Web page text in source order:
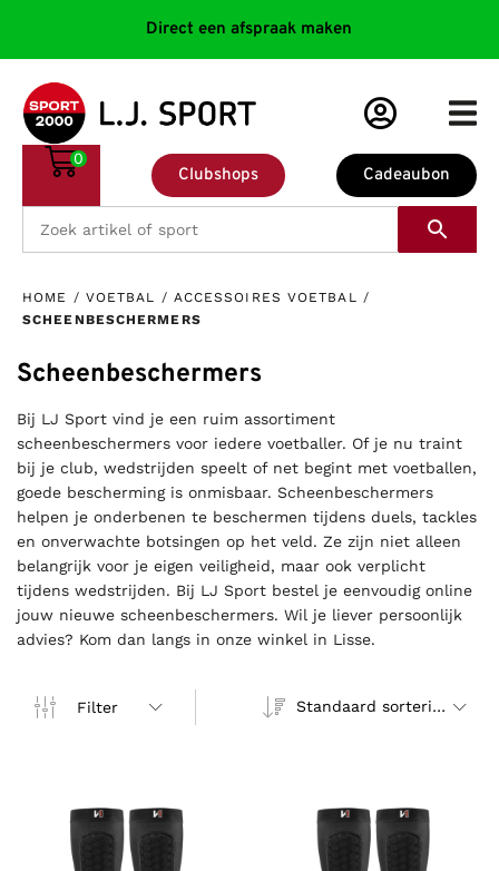
Direct een afspraak maken
Cadeaubon
Clubshops
0
HOME / VOETBAL / ACCESSOIRES VOETBAL /
SCHEENBESCHERMERS
Scheenbeschermers
Bij LJ Sport vind je een ruim assortiment
scheenbeschermers voor iedere voetballer. Of je nu traint
bij je club, wedstrijden speelt of net begint met voetballen,
goede bescherming is onmisbaar. Scheenbeschermers
helpen je onderbenen te beschermen tijdens duels, tackles
en onverwachte botsingen op het veld. Ze zijn niet alleen
belangrijk voor je eigen veiligheid, maar ook verplicht
tijdens wedstrijden. Bij LJ Sport bestel je eenvoudig online
jouw nieuwe scheenbeschermers. Wil je liever persoonlijk
advies? Kom dan langs in onze winkel in Lisse.
Filter Standaard sortering